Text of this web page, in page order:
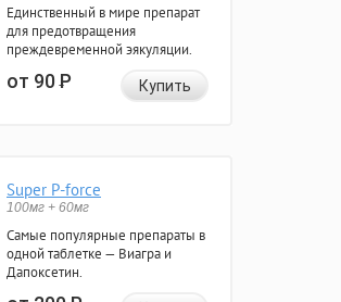
Единственный в мире препарат
для предотвращения
преждевременной эякуляции.
от 90Р Купить
Super P-force
100мг + 60мг
Самые популярные препараты в
одной таблетке — Виагра и
Дапоксетин.